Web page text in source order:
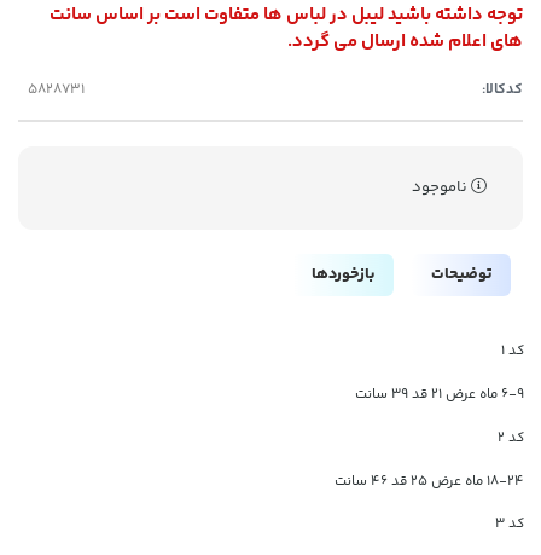
توجه داشته باشید لیبل در لباس ها متفاوت است بر اساس سانت
های اعلام شده ارسال می گردد.
کدکالا:
ناموجود
توضیحات بازخوردها
کد 1
6-9 ماه عرض 21 قد 39 سانت
کد 2
18-24 ماه عرض 25 قد 46 سانت
کد 3